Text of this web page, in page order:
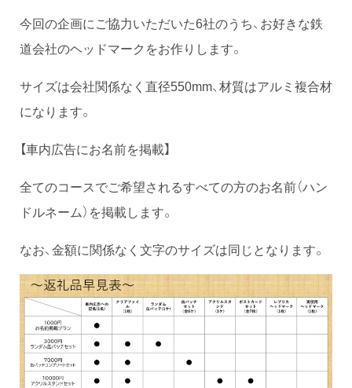
今回の企画にご協力いただいた6社のうち、お好きな鉄
道会社のヘッドマークをお作りします。
サイズは会社関係なく直径550mm、材質はアルミ複合材
になります。
【車内広告にお名前を掲載】
全てのコースでご希望されるすべての方のお名前（ハン
ドルネーム）を掲載します。
なお、金額に関係なく文字のサイズは同じとなります。